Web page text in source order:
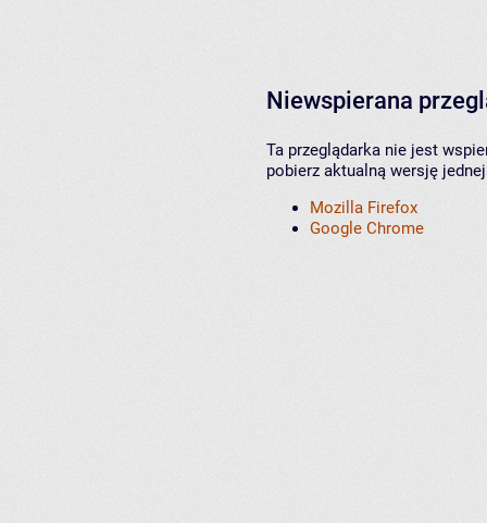
Niewspierana
Ta przeglądarka nie jest
pobierz aktualną wersję
Mozilla Firefox
Google Chrome